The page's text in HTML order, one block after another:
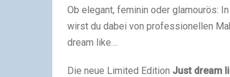
Ob elegant, feminin oder glamourös:
wirst du dabei von professionellen
dream like…
Die neue Limited Edition Just dream